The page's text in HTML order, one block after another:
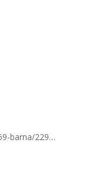
barna/229…